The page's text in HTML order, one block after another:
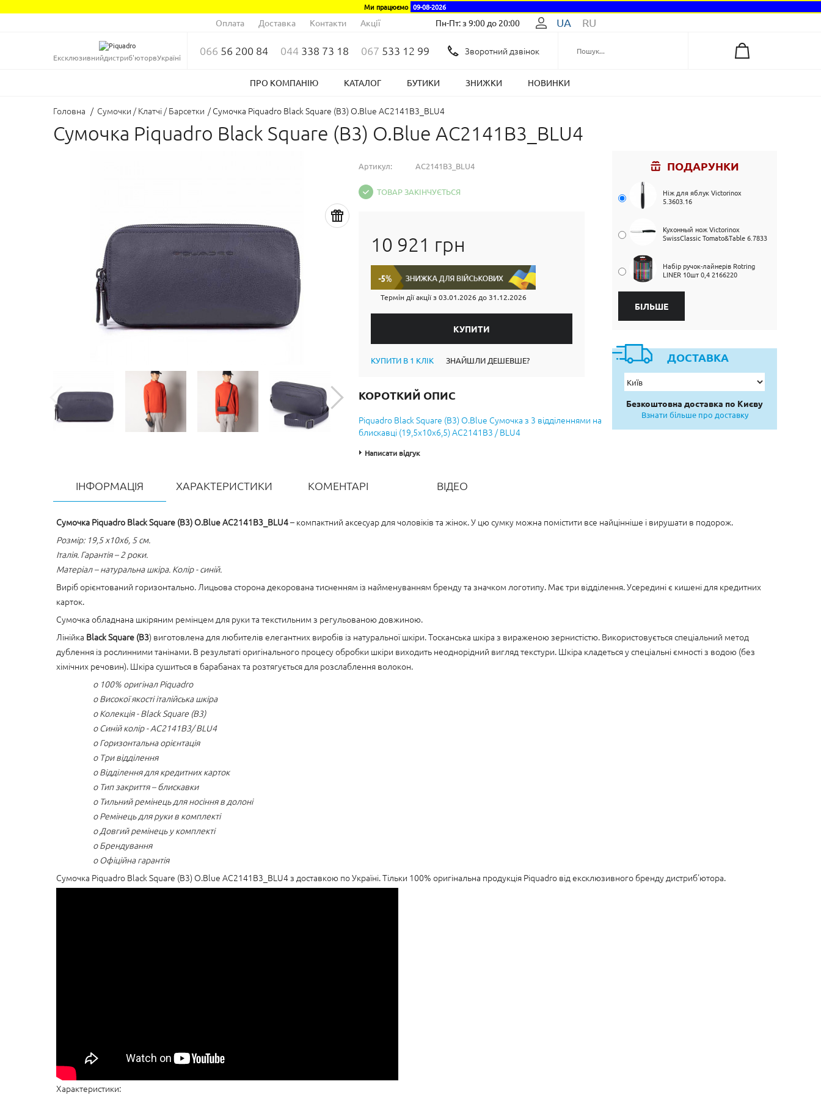
Ми працюємо 09-08-2026
Оплата Доставка Контакти Акції Пн-Пт: з 9:00 до 20:00 UA RU
Ексклюзивнийдистриб'юторвУкраїні 066 56 200 84 044 338 73 18 067 533 12 99 Зворотний дзвінок
ПРО КОМПАНІЮ КАТАЛОГ БУТИКИ ЗНИЖКИ НОВИНКИ
Головна / Сумочки / Клатчі / Барсетки / Сумочка Piquadro Black Square (B3) O.Blue AC2141B3_BLU4
Сумочка Piquadro Black Square (B3) O.Blue AC2141B3_BLU4
Артикул: AC2141B3_BLU4
ТОВАР ЗАКІНЧУЄТЬСЯ
10 921 грн
Термін дії акції з03.01.2026 до 31.12.2026
КУПИТИ В 1 КЛІК ЗНАЙШЛИ ДЕШЕВШЕ?
КОРОТКИЙ ОПИС
Piquadro Black Square (B3) O.Blue Сумочка з 3 відділеннями на
блискавці (19,5x10x6,5) AC2141B3 / BLU4
Написати відгук
ПОДАРУНКИ
Ніж для яблук Victorinox
5.3603.16
Кухонный нож Victorinox
SwissClassic Tomato&Table 6.7833
Набір ручок-лайнерів Rotring
LINER 10шт 0,4 2166220
БІЛЬШЕ
ДОСТАВКА
Безкоштовна доставка по Києву
Взнати більше про доставку
ІНФОРМАЦІЯ ХАРАКТЕРИСТИКИ КОМЕНТАРІ ВІДЕО
Сумочка Piquadro Black Square (B3) O.Blue AC2141B3_BLU4– компактний аксесуар для чоловіків та жінок. У цю сумку можна помістити все найцінніше і вирушати в подорож.
Розмір: 19,5 x10x6, 5 см.
Італія. Гарантія – 2 роки.
Матеріал – натуральна шкіра. Колір - синій.
Виріб орієнтований горизонтально. Лицьова сторона декорована тисненням із найменуванням бренду та значком логотипу. Має три відділення. Усередині є кишені для кредитних
карток.
Сумочка обладнана шкіряним ремінцем для руки та текстильним з регульованою довжиною.
Лінійка Black Square (B3) виготовлена для любителів елегантних виробів із натуральної шкіри. Тосканська шкіра з вираженою зернистістю. Використовується спеціальний метод
дублення із рослинними танінами. В результаті оригінального процесу обробки шкіри виходить неоднорідний вигляд текстури. Шкіра кладеться у спеціальні ємності з водою (без
хімічних речовин). Шкіра сушиться в барабанах та розтягується для розслаблення волокон.
o 100% оригінал Piquadro
o Високої якості італійська шкіра
o Колекція - Black Square (B3)
o Синій колір - AC2141B3/ BLU4
o Горизонтальна орієнтація
o Три відділення
o Відділення для кредитних карток
o Тип закриття – блискавки
o Тильний ремінець для носіння в долоні
o Ремінець для руки в комплекті
o Довгий ремінець у комплекті
o Брендування
o Офіційна гарантія
Сумочка Piquadro Black Square (B3) O.Blue AC2141B3_BLU4 з доставкою по Україні. Тільки 100% оригінальна продукція Piquadro від ексклюзивного бренду дистриб'ютора.
Характеристики: